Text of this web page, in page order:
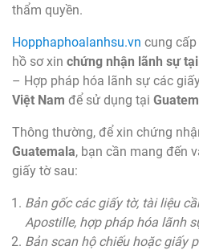
thẩm quyền.
Hopphaphoalanhsu.vn cung
hồ sơ xin chứng nhận lãnh sự
– Hợp pháp hóa lãnh sự các
Việt Nam để sử dụng tại
Thông thường, để xin chứng
Guatemala, bạn cần mang đến
giấy tờ sau:
Bản gốc các giấy tờ, tài liệu
Apostille, hợp pháp hóa lãnh
Bản scan hộ chiếu hoặc giấy